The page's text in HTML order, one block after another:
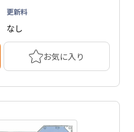
更新料
なし
お気に入り